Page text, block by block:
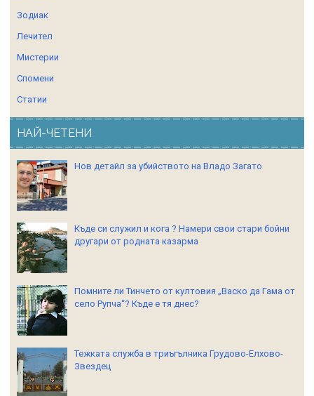
Зодиак
Лечител
Мистерии
Спомени
Статии
НАЙ-ЧЕТЕНИ
Нов детайл за убийството на Владо Загато
Къде си служил и кога ? Намери свои стари бойни
другари от родната казарма
Помните ли Тинчето от култовия „Васко да Гама от
село Рупча“? Къде е тя днес?
Тежката служба в триъгълника Грудово-Елхово-
Звездец